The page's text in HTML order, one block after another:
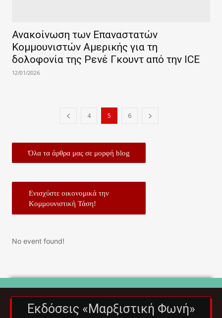
Ανακοίνωση των Επαναστατών
Κομμουνιστών Αμερικής για τη
δολοφονία της Ρενέ Γκουντ από την ICE
12/01/2026
4 5 6
Όλα τα άρθρα μας σε μορφή blog
Ενισχύστε οικονομικά την
Κομμουνιστική Τάση!
No event found!
Εκδόσεις «Μαρξιστική Φωνή»